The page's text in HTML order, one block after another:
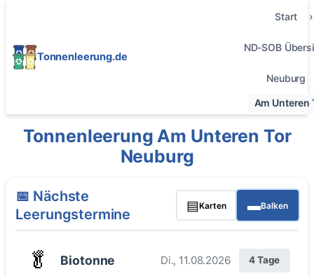
Tonnenleerung.de
Start
ND-SOB
Neuburg
Am Unteren
Tonnenleerung Am Unteren Tor
Neuburg
📅 Nächste
Leerungstermine
▤Karten ▬Balken
🥬 Biotonne Di., 11.08.2026 4 Tage